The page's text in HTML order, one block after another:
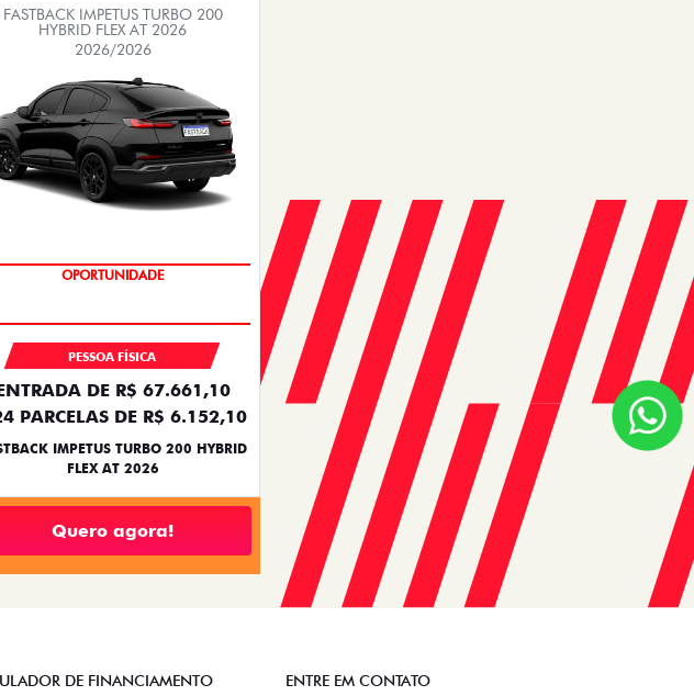
FASTBACK IMPETUS TURBO 200
HYBRID FLEX AT 2026
2026/2026
OPORTUNIDADE
PESSOA FÍSICA
DE R$ 67.661,10
PARCELAS DE R$ 6.152,10
IMPETUS TURBO 200 HYBRID
FLEX AT 2026
Quero agora!
DE FINANCIAMENTO ENTRE EM CONTATO